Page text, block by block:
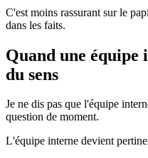
C'est moins rassurant sur le
dans les faits.
Quand une équipe
du sens
Je ne dis pas que l'équipe
question de moment.
L'équipe interne devient